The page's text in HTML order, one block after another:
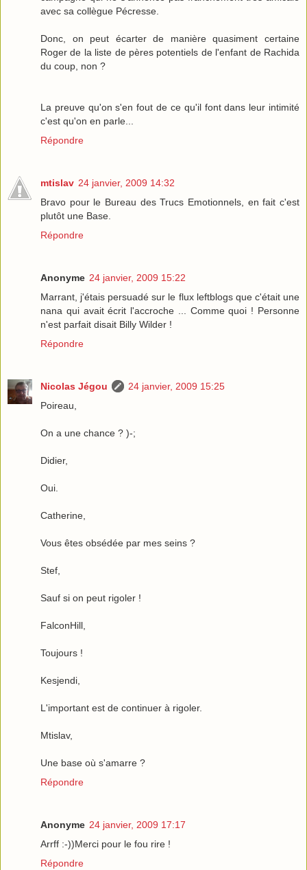
avec sa collègue Pécresse.
Donc, on peut écarter de manière quasiment certaine
Roger de la liste de pères potentiels de l'enfant de Rachida
du coup, non ?
La preuve qu'on s'en fout de ce qu'il font dans leur intimité
c'est qu'on en parle...
Répondre
mtislav 24 janvier, 2009 14:32
Bravo pour le Bureau des Trucs Emotionnels, en fait c'est
plutôt une Base.
Répondre
Anonyme 24 janvier, 2009 15:22
Marrant, j'étais persuadé sur le flux leftblogs que c'était une
nana qui avait écrit l'accroche ... Comme quoi ! Personne
n'est parfait disait Billy Wilder !
Répondre
Nicolas Jégou
24 janvier, 2009 15:25
Poireau,
On a une chance ? )-;
Didier,
Oui.
Catherine,
Vous êtes obsédée par mes seins ?
Stef,
Sauf si on peut rigoler !
FalconHill,
Toujours !
Kesjendi,
L'important est de continuer à rigoler.
Mtislav,
Une base où s'amarre ?
Répondre
Anonyme 24 janvier, 2009 17:17
Arrff :-))Merci pour le fou rire !
Répondre